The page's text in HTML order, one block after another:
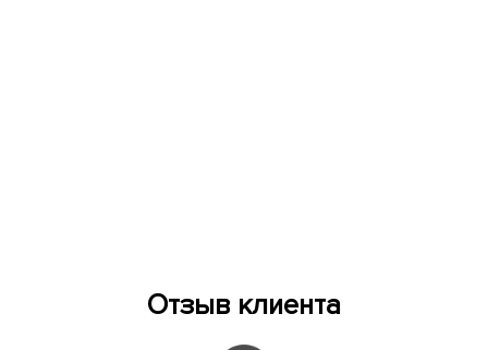
Отзыв клиента